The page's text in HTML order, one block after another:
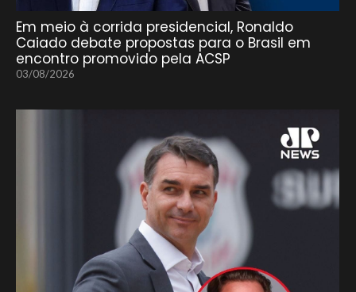
Em meio à corrida presidencial, Ronaldo
Caiado debate propostas para o Brasil em
encontro promovido pela ACSP
03/08/2026